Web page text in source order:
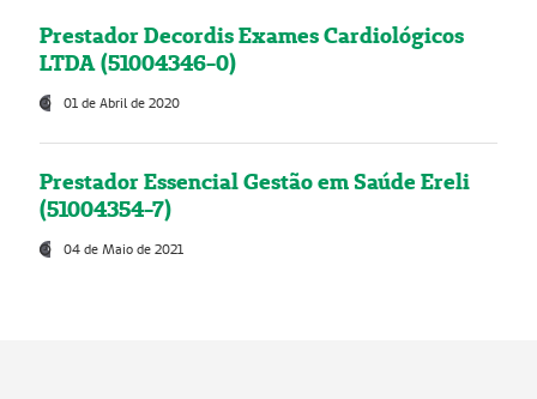
Prestador Decordis Exames Cardiológicos
LTDA (51004346-0)
01 de Abril de 2020
Prestador Essencial Gestão em Saúde Ereli
(51004354-7)
04 de Maio de 2021